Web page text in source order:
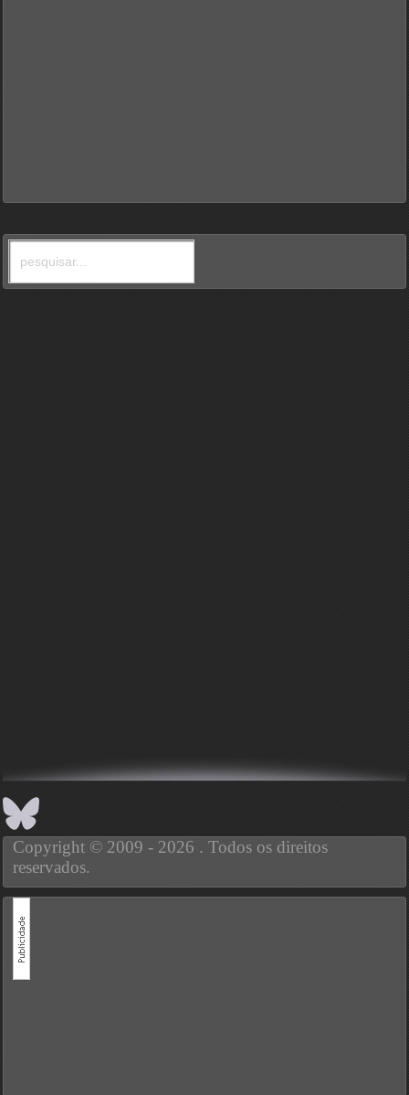
Copyright © 2009 - 2026 . Todos os direitos
reservados.